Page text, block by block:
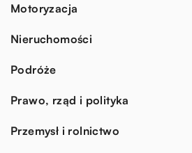
Motoryzacja
Nieruchomości
Podróże
Prawo, rząd i polityka
Przemysł i rolnictwo